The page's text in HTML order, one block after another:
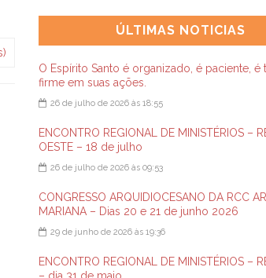
ÚLTIMAS NOTICIAS
O Espírito Santo é organizado, é paciente, é
firme em suas ações.
26 de julho de 2026 às 18:55
ENCONTRO REGIONAL DE MINISTÉRIOS –
OESTE – 18 de julho
26 de julho de 2026 às 09:53
CONGRESSO ARQUIDIOCESANO DA RCC
MARIANA – Dias 20 e 21 de junho 2026
29 de junho de 2026 às 19:36
ENCONTRO REGIONAL DE MINISTÉRIOS –